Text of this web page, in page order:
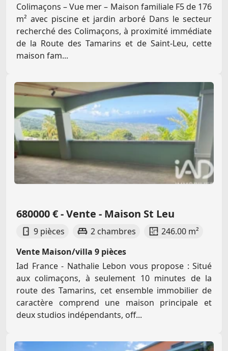
Colimaçons – Vue mer – Maison familiale F5 de 176
m² avec piscine et jardin arboré Dans le secteur
recherché des Colimaçons, à proximité immédiate
de la Route des Tamarins et de Saint-Leu, cette
maison fam...
680000 € - Vente - Maison St Leu
9 pièces 2 chambres
246.00 m²
Vente Maison/villa 9 pièces
Iad France - Nathalie Lebon vous propose : Situé
aux colimaçons, à seulement 10 minutes de la
route des Tamarins, cet ensemble immobilier de
caractère comprend une maison principale et
deux studios indépendants, off...